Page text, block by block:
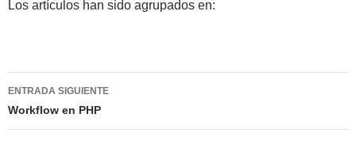
Los artículos han sido agrupados en:
Navegación
de
ENTRADA SIGUIENTE
Workflow en PHP